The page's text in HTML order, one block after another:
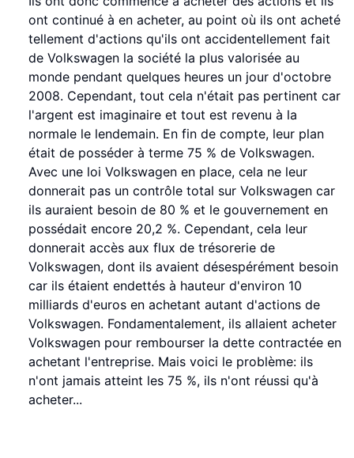
ont continué à en acheter, au point où ils ont acheté
tellement d'actions qu'ils ont accidentellement fait
de Volkswagen la société la plus valorisée au
monde pendant quelques heures un jour d'octobre
2008. Cependant, tout cela n'était pas pertinent car
l'argent est imaginaire et tout est revenu à la
normale le lendemain. En fin de compte, leur plan
était de posséder à terme 75 % de Volkswagen.
Avec une loi Volkswagen en place, cela ne leur
donnerait pas un contrôle total sur Volkswagen car
ils auraient besoin de 80 % et le gouvernement en
possédait encore 20,2 %. Cependant, cela leur
donnerait accès aux flux de trésorerie de
Volkswagen, dont ils avaient désespérément besoin
car ils étaient endettés à hauteur d'environ 10
milliards d'euros en achetant autant d'actions de
Volkswagen. Fondamentalement, ils allaient acheter
Volkswagen pour rembourser la dette contractée en
achetant l'entreprise. Mais voici le problème: ils
n'ont jamais atteint les 75 %, ils n'ont réussi qu'à
acheter...